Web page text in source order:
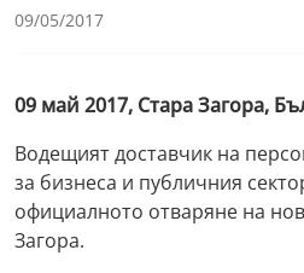
09/05/2017
09 май 2017, Стара Загора,
Водещият доставчик на
за бизнеса и публичния
официалното отваряне на
Загора.